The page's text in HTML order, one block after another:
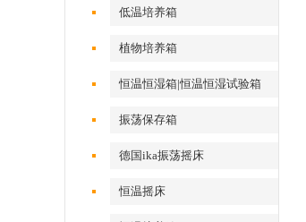
低温培养箱
植物培养箱
恒温恒湿箱|恒温恒湿试验箱
振荡保存箱
德国ika振荡摇床
恒温摇床